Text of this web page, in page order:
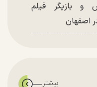
و بازیگر فیلم
اصفهان